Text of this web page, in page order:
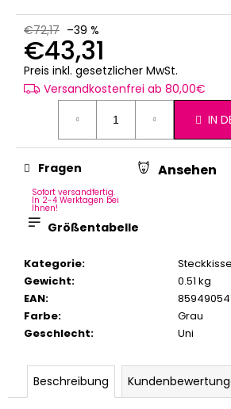
€72,17 –39 %
€43,31
Preis inkl. gesetzlicher MwSt.
Versandkostenfrei ab 80,00€
IN
Kategorie:
Gewicht:
0.51 kg
EAN:
Farbe:
Grau
Geschlecht: Uni
Fragen Ansehen
Sofort versandfertig.
In 2-4 Werktagen bei
Ihnen!
Größentabelle
Beschreibung